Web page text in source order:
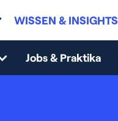
WISSEN & INSIGHTS
Jobs & Praktika